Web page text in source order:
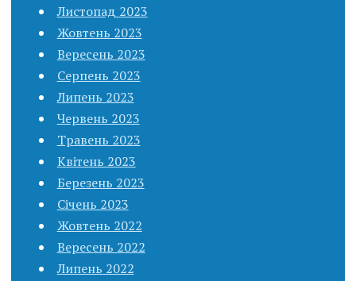
Листопад 2023
Жовтень 2023
Вересень 2023
Серпень 2023
Липень 2023
Червень 2023
Травень 2023
Квітень 2023
Березень 2023
Січень 2023
Жовтень 2022
Вересень 2022
Липень 2022